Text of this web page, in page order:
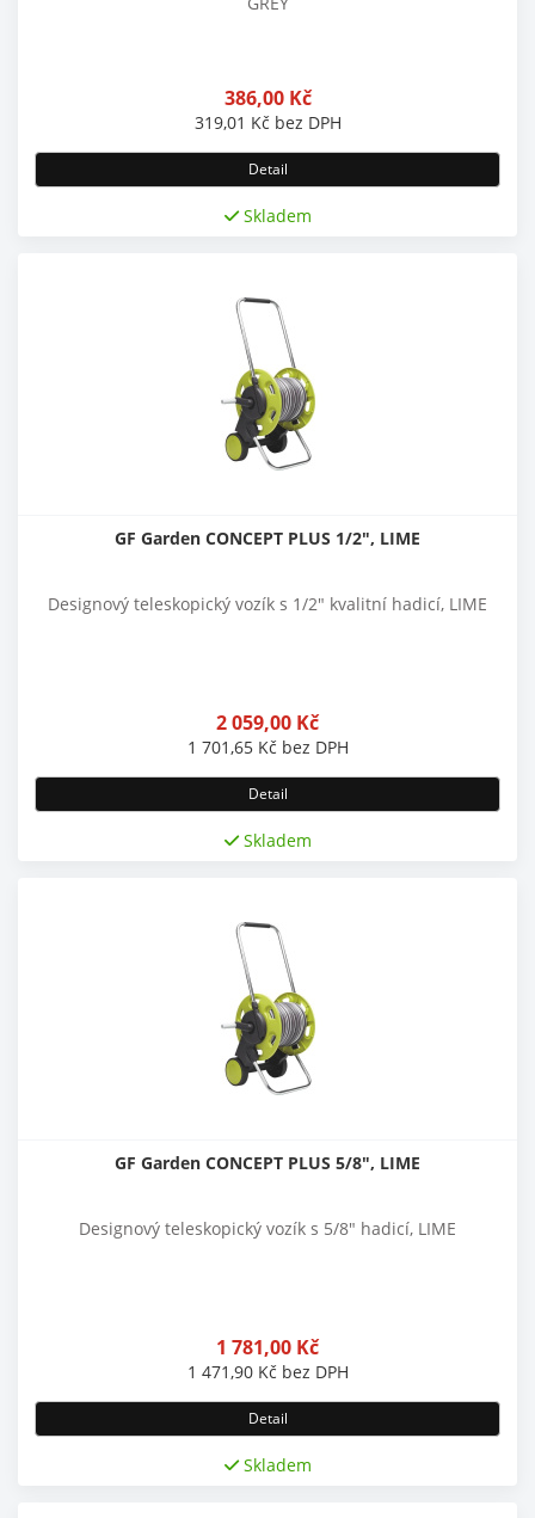
386,00 Kč
319,01 Kč bez DPH
Detail
Skladem
GF Garden CONCEPT PLUS 1/2", LIME
Designový teleskopický vozík s 1/2" kvalitní hadicí, LIME
2 059,00 Kč
1 701,65 Kč bez DPH
Detail
Skladem
GF Garden CONCEPT PLUS 5/8", LIME
Designový teleskopický vozík s 5/8" hadicí, LIME
1 781,00 Kč
1 471,90 Kč bez DPH
Detail
Skladem